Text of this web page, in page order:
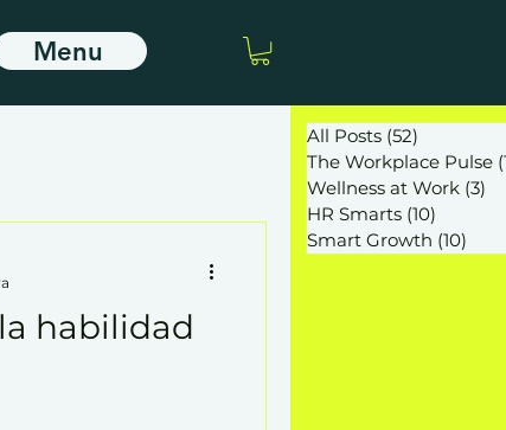
Menu
habilidad
All Posts (52)
The Workplace Pulse
Wellness at Work (3)
HR Smarts (10)
Smart Growth (10)